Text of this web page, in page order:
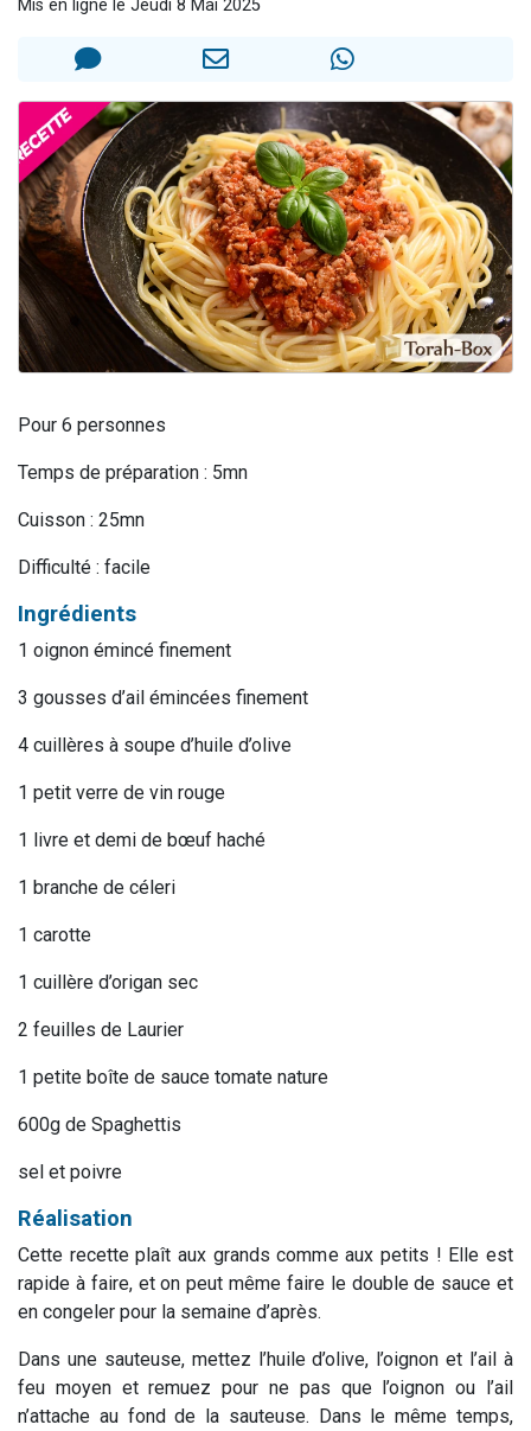
Odaya vient de donner son Maasser
2 personnes viennent de faire un don pour Tsédaka : pauvres d'Israel
Mis en ligne le Jeudi 8 Mai 2025
Pour 6 personnes
Temps de préparation : 5mn
Cuisson : 25mn
Difficulté : facile
Ingrédients
1 oignon émincé finement
3 gousses d’ail émincées finement
4 cuillères à soupe d’huile d’olive
1 petit verre de vin rouge
1 livre et demi de bœuf haché
1 branche de céleri
1 carotte
1 cuillère d’origan sec
2 feuilles de Laurier
1 petite boîte de sauce tomate nature
600g de Spaghettis
sel et poivre
Réalisation
Cette recette plaît aux grands comme aux petits ! Elle est
rapide à faire, et on peut même faire le double de sauce et
en congeler pour la semaine d’après.
Dans une sauteuse, mettez l’huile d’olive, l’oignon et l’ail à
feu moyen et remuez pour ne pas que l’oignon ou l’ail
n’attache au fond de la sauteuse. Dans le même temps,